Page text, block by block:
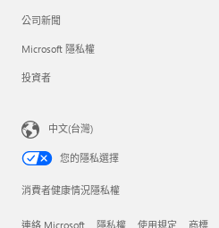
公司新聞
Microsoft 隱私權
投資者
中文(台灣)
您的隱私選擇
消費者健康情況隱私權
連絡 Microsoft 隱私權 使用規定 商標